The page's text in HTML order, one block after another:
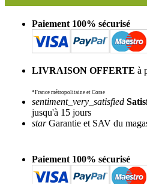
Paiement 100% sécurisé
LIVRAISON OFFERTE à
*France métropolitaine et Corse
sentiment_very_satisfied
jusqu'à 15 jours
starGarantie et SAV du
Paiement 100% sécurisé